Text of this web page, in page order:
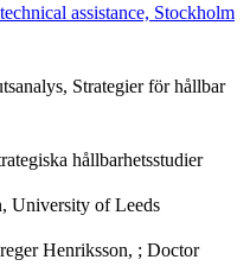
assistance, Stockholm
Strategier för hållbar
hållbarhetsstudier
University of Leeds
Henriksson, ; Doctor